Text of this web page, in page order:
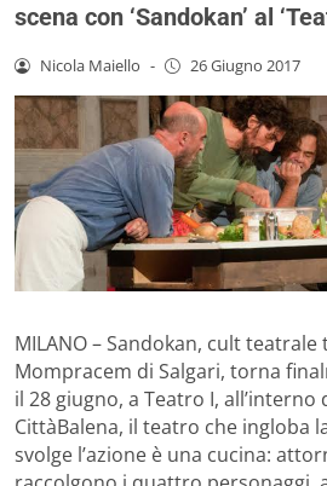
scena con ‘Sandokan’ al
Nicola Maiello - 26 Giugno 2017
MILANO – Sandokan, cult
Mompracem di Salgari, torna
il 28 giugno, a Teatro I, all’interno
CittàBalena, il teatro che ingloba
svolge l’azione è una cucina: